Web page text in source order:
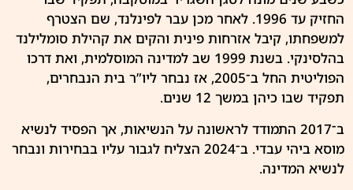
החזיק עד 1996. לאחר מכן עבר לפינלנד, שם הצטרף
למשפחתו, קיבל אזרחות פינית והקים את קהילתסומלילנד
בהלסינקי. בשנת 1999 שב למדינה המוסלמית, ואת דרכו
הפוליטית החל ב־2005, אז נבחר ליו”ר בית הנבחרים,
תפקיד שבו כיהן במשך 12 שנים.
ב־2017 התמודד לראשונה על הנשיאות, אך הפסיד לנשיא
מוסא ביהי עבדי. ב־2024 הצליח לגבור עליו בבחירות ונבחר
לנשיא המדינה.